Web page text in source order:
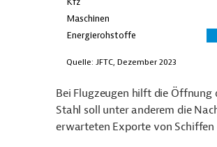
Bei Flugzeugen hilft die Öffnung
Stahl soll unter anderem die
erwarteten Exporte von